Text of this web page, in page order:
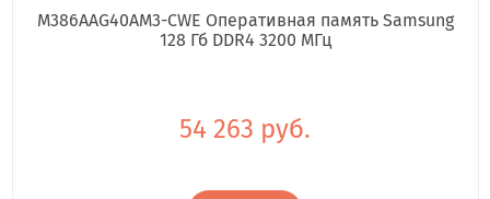
M386AAG40AM3-CWE Оперативная память Samsung
128 Гб DDR4 3200 МГц
54 263 руб.